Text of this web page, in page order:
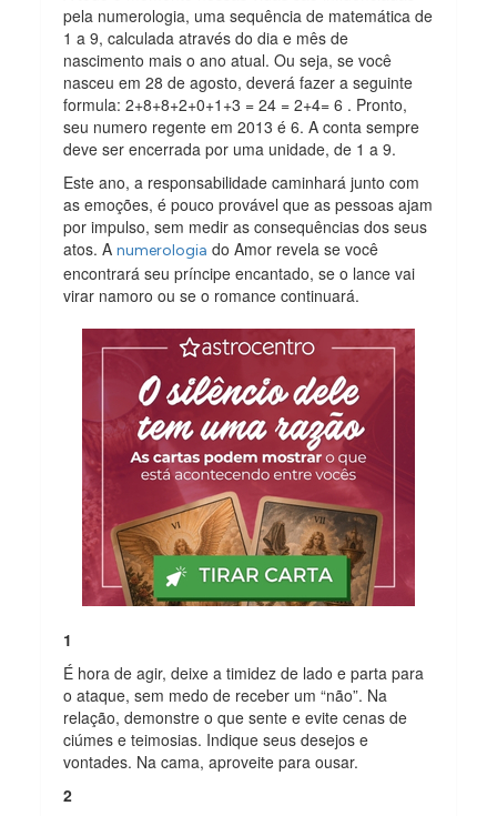
pela numerologia, uma sequência de matemática de
1 a 9, calculada através do dia e mês de
nascimento mais o ano atual. Ou seja, se você
nasceu em 28 de agosto, deverá fazer a seguinte
formula: 2+8+8+2+0+1+3 = 24 = 2+4= 6 . Pronto,
seu numero regente em 2013 é 6. A conta sempre
deve ser encerrada por uma unidade, de 1 a 9.
Este ano, a responsabilidade caminhará junto com
as emoções, é pouco provável que as pessoas ajam
por impulso, sem medir as consequências dos seus
atos. Anumerologia do Amor revela se você
encontrará seu príncipe encantado, se o lance vai
virar namoro ou se o romance continuará.
1
É hora de agir, deixe a timidez de lado e parta para
o ataque, sem medo de receber um “não”. Na
relação, demonstre o que sente e evite cenas de
ciúmes e teimosias. Indique seus desejos e
vontades. Na cama, aproveite para ousar.
2